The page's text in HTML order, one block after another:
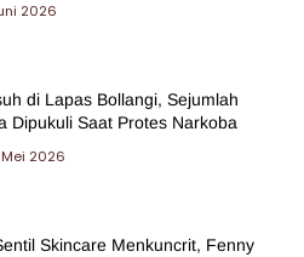
2026
di Lapas Bollangi, Sejumlah
Dipukuli Saat Protes Narkoba
2026
Skincare Menkuncrit, Fenny